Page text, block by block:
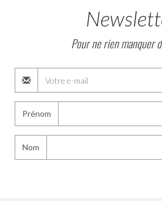
Pour ne rien manquer
Prénom
Nom